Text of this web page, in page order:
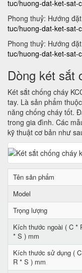
tuc/huong-dat-ket-sat-
Phong thuỷ: Hướng
tuc/huong-dat-ket-sat-
Phong thuỷ: Hướng
tuc/huong-dat-ket-sat-
Dòng két sắt
Két sắt chống cháy
tay. Là sản phẩm
năng chống cháy tốt.
trong gia đình. Các
kỹ thuật cơ bản như
Tên sản phẩm
Model
Trọng lượng
Kích thước ngoài ( C *
* S ) mm
Kích thước sử dụng (
R * S ) mm